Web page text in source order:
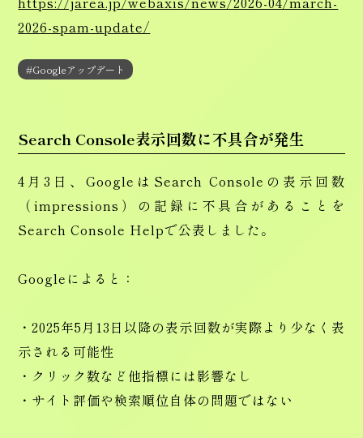
2026-spam-update/
#Googleアップデート
Search Console表示回数に不具合が発生
4月3日、GoogleはSearch Consoleの表示回数
（impressions）の記録に不具合があることを
Search Console Helpで公表しました。
Googleによると：
・2025年5月13日以降の表示回数が実際より少なく表
示される可能性
・クリック数など他指標には影響なし
・サイト評価や検索順位自体の問題ではない